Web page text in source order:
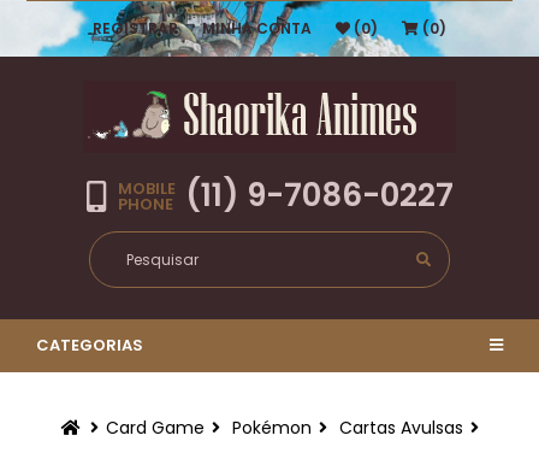
REGISTRAR MINHA CONTA (0) (0)
MOBILE
PHONE (11) 9-7086-0227
CATEGORIAS
Card Game Pokémon
Cartas Avulsas